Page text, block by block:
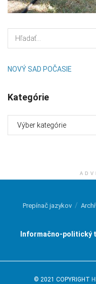
NOVÝ SAD POČASIE
Kategórie
Prepínač jazykov
Informačno-politický
© 2021 COPYRIGHT